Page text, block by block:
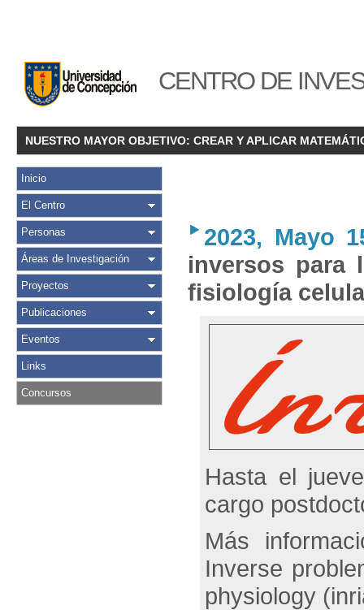
CENTRO DE
NUESTRO MAYOR OBJETIVO: CREAR Y APLICAR
Inicio
El Centro
Personas
Áreas de Investigación
Proyectos
Publicaciones
Eventos
Links
Concursos
2023, Mayo
inversos para
fisiología
Hasta el
cargo
Más
Inverse
physiology